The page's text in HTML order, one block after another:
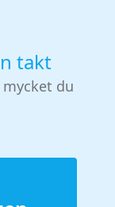
takt
du